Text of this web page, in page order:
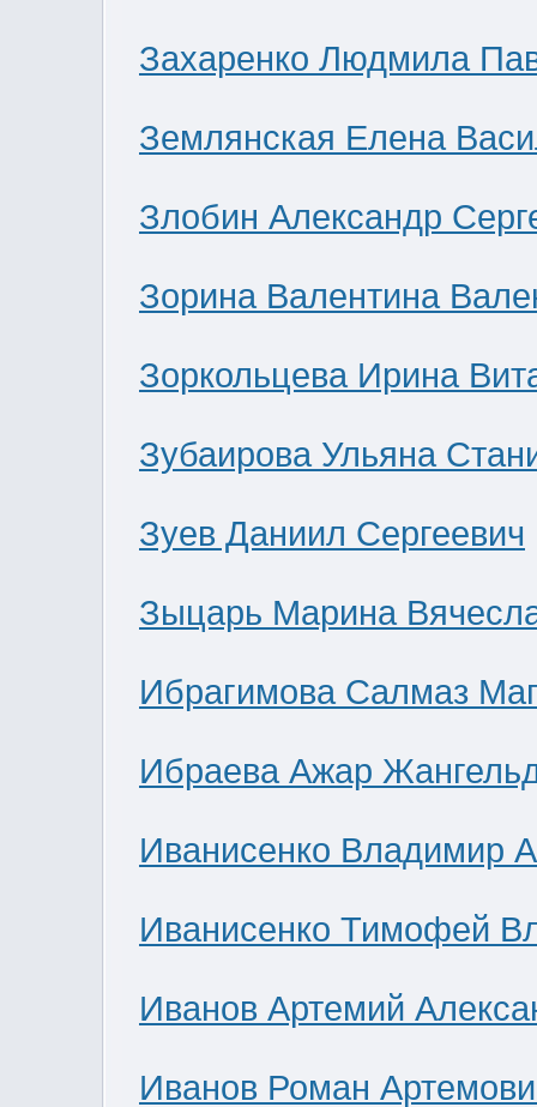
Захаренко Людмила
Землянская Елена
Злобин Александр
Зорина Валентина
Зоркольцева Ирина
Зубаирова Ульяна
Зуев Даниил Сергеевич
Зыцарь Марина
Ибрагимова Салмаз
Ибраева Ажар
Иванисенко Владимир
Иванисенко Тимофей
Иванов Артемий
Иванов Роман